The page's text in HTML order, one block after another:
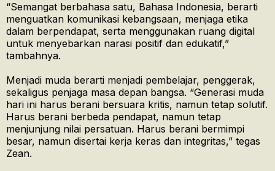
“Semangat berbahasa satu, Bahasa Indonesia, berarti
menguatkan komunikasi kebangsaan, menjaga etika
dalam berpendapat, serta menggunakan ruang digital
untuk menyebarkan narasi positif dan edukatif,”
tambahnya.
Menjadi muda berarti menjadi pembelajar, penggerak,
sekaligus penjaga masa depan bangsa. “Generasi muda
hari ini harus berani bersuara kritis, namun tetap solutif.
Harus berani berbeda pendapat, namun tetap
menjunjung nilai persatuan. Harus berani bermimpi
besar, namun disertai kerja keras dan integritas,” tegas
Zean.